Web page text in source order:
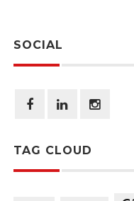
SOCIAL
TAG CLOUD